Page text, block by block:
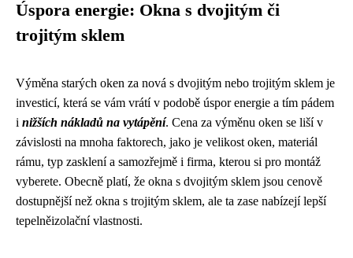
Úspora energie: Okna s dvojitým či
trojitým sklem
Výměna starých oken za nová s dvojitým nebo trojitým sklem je
investicí, která se vám vrátí v podobě úspor energie a tím pádem
i nižších nákladů na vytápění. Cena za výměnu oken se liší v
závislosti na mnoha faktorech, jako je velikost oken, materiál
rámu, typ zasklení a samozřejmě i firma, kterou si pro montáž
vyberete. Obecně platí, že okna s dvojitým sklem jsou cenově
dostupnější než okna s trojitým sklem, ale ta zase nabízejí lepší
tepelněizolační vlastnosti.